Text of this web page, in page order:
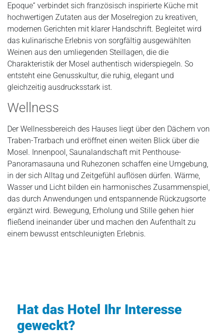
Epoque“ verbindet sich französisch inspirierte Küche mit
hochwertigen Zutaten aus der Moselregion zu kreativen,
modernen Gerichten mit klarer Handschrift. Begleitet wird
das kulinarische Erlebnis von sorgfältig ausgewählten
Weinen aus den umliegenden Steillagen, die die
Charakteristik der Mosel authentisch widerspiegeln. So
entsteht eine Genusskultur, die ruhig, elegant und
gleichzeitig ausdrucksstark ist.
Wellness
Der Wellnessbereich des Hauses liegt über den Dächern von
Traben-Trarbach und eröffnet einen weiten Blick über die
Mosel. Innenpool, Saunalandschaft mit Penthouse-
Panoramasauna und Ruhezonen schaffen eine Umgebung,
in der sich Alltag und Zeitgefühl auflösen dürfen. Wärme,
Wasser und Licht bilden ein harmonisches Zusammenspiel,
das durch Anwendungen und entspannende Rückzugsorte
ergänzt wird. Bewegung, Erholung und Stille gehen hier
fließend ineinander über und machen den Aufenthalt zu
einem bewusst entschleunigten Erlebnis.
Hat das Hotel Ihr Interesse
geweckt?